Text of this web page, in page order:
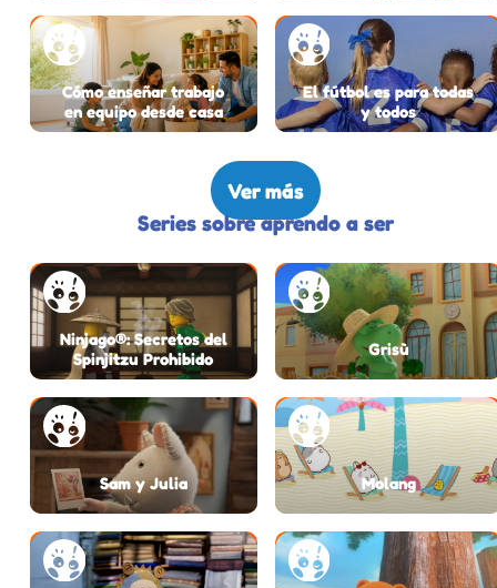
Cómo enseñar trabajo
en equipo desde casa
El fútbol es para todas
y todos
Ver más
Series sobre aprendo a ser
Ninjago®: Secretos del
Spinjitzu Prohibido
Grisù
Sam y Julia Molang